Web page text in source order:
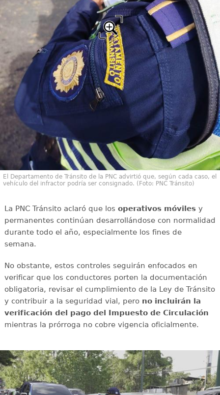
El Departamento de Tránsito de la PNC advirtió que, según cada caso, el
vehículo del infractor podría ser consignado. (Foto: PNC Tránsito)
La PNC Tránsito aclaró que los operativos móvilesy
permanentes continúan desarrollándose con normalidad
durante todo el año, especialmente los fines de
semana.
No obstante, estos controles seguirán enfocados en
verificar que los conductores porten la documentación
obligatoria, revisar el cumplimiento de la Ley de Tránsito
y contribuir a la seguridad vial, pero no incluirán la
verificación del pago del Impuesto de Circulación
mientras la prórroga no cobre vigencia oficialmente.